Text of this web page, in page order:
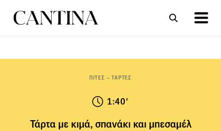
ΠΙΤΕΣ – ΤΑΡΤΕΣ
1:40'
Τάρτα με κιμά, σπανάκι και μπεσαμέλ